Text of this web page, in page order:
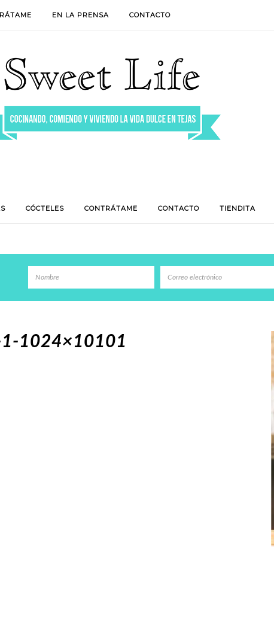
EN LA PRENSA CONTACTO
CÓCTELES CONTRÁTAME CONTACTO TIENDITA
1024×10101